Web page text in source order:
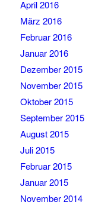
April 2016
März 2016
Februar 2016
Januar 2016
Dezember 2015
November 2015
Oktober 2015
September 2015
August 2015
Juli 2015
Februar 2015
Januar 2015
November 2014